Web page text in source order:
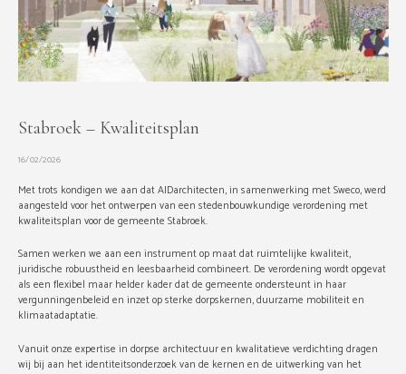
Stabroek – Kwaliteitsplan
16/02/2026
Met trots kondigen we aan dat AIDarchitecten, in samenwerking met Sweco, werd
aangesteld voor het ontwerpen van een stedenbouwkundige verordening met
kwaliteitsplan voor de gemeente Stabroek.
Samen werken we aan een instrument op maat dat ruimtelijke kwaliteit,
juridische robuustheid en leesbaarheid combineert. De verordening wordt opgevat
als een flexibel maar helder kader dat de gemeente ondersteunt in haar
vergunningenbeleid en inzet op sterke dorpskernen, duurzame mobiliteit en
klimaatadaptatie.
Vanuit onze expertise in dorpse architectuur en kwalitatieve verdichting dragen
wij bij aan het identiteitsonderzoek van de kernen en de uitwerking van het